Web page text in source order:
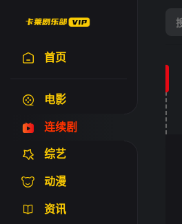
首页
电影
连续剧
综艺
动漫
资讯